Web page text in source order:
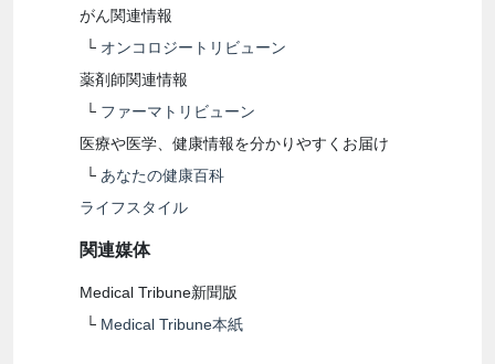
がん関連情報
└ オンコロジートリビューン
薬剤師関連情報
└ ファーマトリビューン
医療や医学、健康情報を分かりやすくお届け
└ あなたの健康百科
ライフスタイル
関連媒体
Medical Tribune新聞版
└ Medical Tribune本紙